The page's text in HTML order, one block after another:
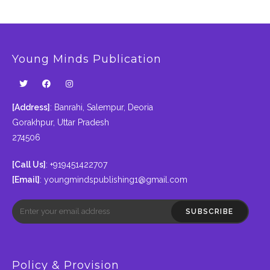
Young Minds Publication
[Address]: Banrahi, Salempur, Deoria
Gorakhpur, Uttar Pradesh
274506
[Call Us]: +919451422707
[Email]: youngmindspublishing1@gmail.com
SUBSCRIBE
Policy & Provision